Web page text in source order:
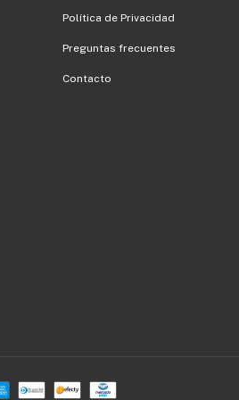
Política de Privacidad
Preguntas frecuentes
Contacto